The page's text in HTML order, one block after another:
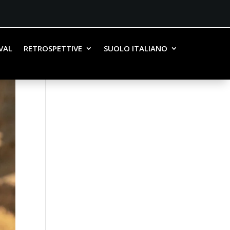
RETROSPETTIVE SUOLO ITALIANO